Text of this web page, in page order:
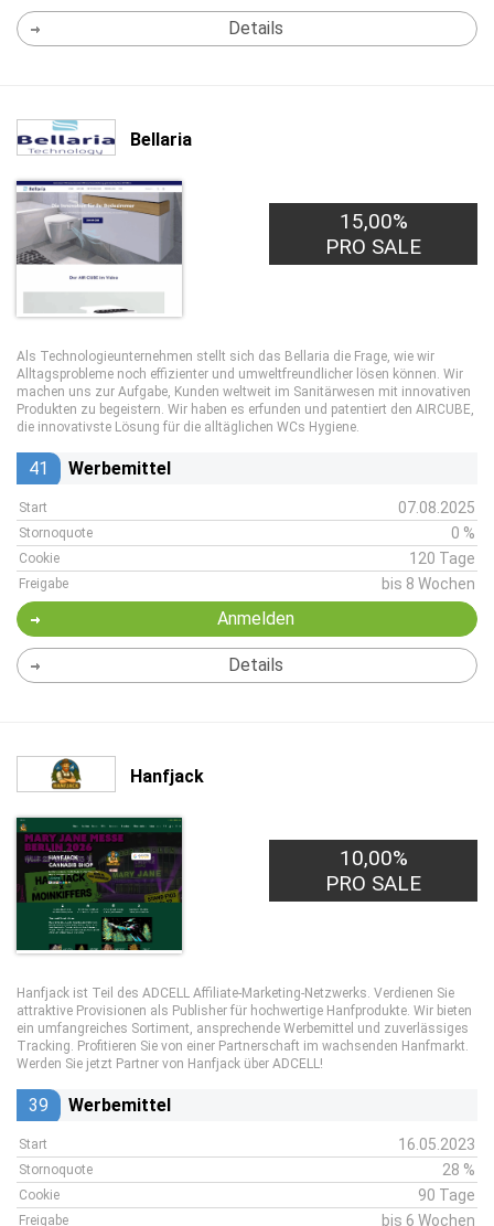
Details
Bellaria
15,00%
PRO SALE
Als Technologieunternehmen stellt sich das Bellaria die Frage, wie wir
Alltagsprobleme noch effizienter und umweltfreundlicher lösen können. Wir
machen uns zur Aufgabe, Kunden weltweit im Sanitärwesen mit innovativen
Produkten zu begeistern. Wir haben es erfunden und patentiert den AIRCUBE,
die innovativste Lösung für die alltäglichen WCs Hygiene.
41 Werbemittel
Start 07.08.2025
Stornoquote 0 %
Cookie 120 Tage
Freigabe bis 8 Wochen
Anmelden
Details
Hanfjack
10,00%
PRO SALE
Hanfjack ist Teil des ADCELL Affiliate-Marketing-Netzwerks. Verdienen Sie
attraktive Provisionen als Publisher für hochwertige Hanfprodukte. Wir bieten
ein umfangreiches Sortiment, ansprechende Werbemittel und zuverlässiges
Tracking. Profitieren Sie von einer Partnerschaft im wachsenden Hanfmarkt.
Werden Sie jetzt Partner von Hanfjack über ADCELL!
39 Werbemittel
Start 16.05.2023
Stornoquote 28 %
Cookie 90 Tage
Freigabe bis 6 Wochen